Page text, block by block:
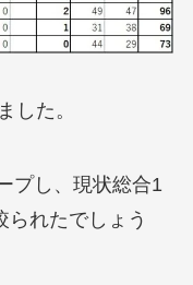
した。
プし、現状総合1
られたでしょう